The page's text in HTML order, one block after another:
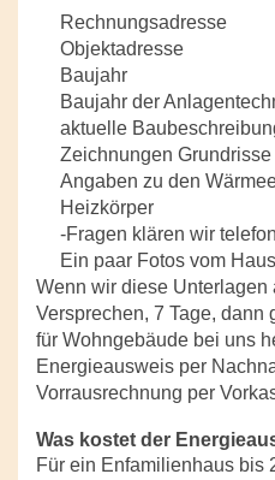
Rechnungsadresse
Objektadresse
Baujahr
Baujahr der
aktuelle
Zeichnungen
Angaben zu den
Heizkörper
-Fragen klären wir
Ein paar Fotos vom
Wenn wir diese Unterlagen
Versprechen, 7 Tage, dann
für Wohngebäude bei uns
Energieausweis per
Vorrausrechnung per
Was kostet der
Für ein Enfamilienhaus bis